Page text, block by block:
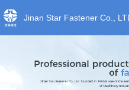
Jinan Star Fastener Co.,